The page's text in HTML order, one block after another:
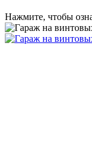
Нажмите, чтобы